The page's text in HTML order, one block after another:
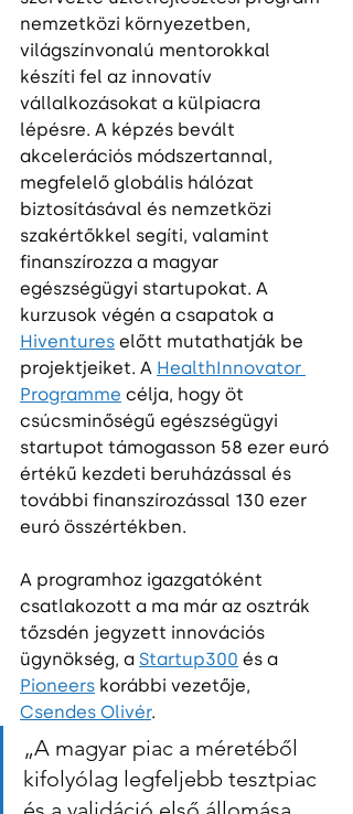
nemzetközi környezetben,
világszínvonalú mentorokkal
készíti fel az innovatív
vállalkozásokat a külpiacra
lépésre. A képzés bevált
akcelerációs módszertannal,
megfelelő globális hálózat
biztosításával és nemzetközi
szakértőkkel segíti, valamint
finanszírozza a magyar
egészségügyi startupokat. A
kurzusok végén a csapatok a
Hiventures előtt mutathatják be
projektjeiket. A HealthInnovator
Programme célja, hogy öt
csúcsminőségű egészségügyi
startupot támogasson 58 ezer euró
értékű kezdeti beruházással és
további finanszírozással 130 ezer
euró összértékben.
A programhoz igazgatóként
csatlakozott a ma már az osztrák
tőzsdén jegyzett innovációs
ügynökség, a Startup300 és a
Pioneers korábbi vezetője,
Csendes Olivér.
„A magyar piac a méretéből
kifolyólag legfeljebb tesztpiac